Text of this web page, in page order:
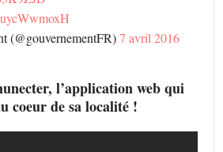
(@gouvernementFR)7 avril 2016
l’application web qui
coeur de sa localité !